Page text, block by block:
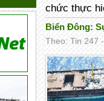
chức thực
Biển Đông:
Theo: Tin 247